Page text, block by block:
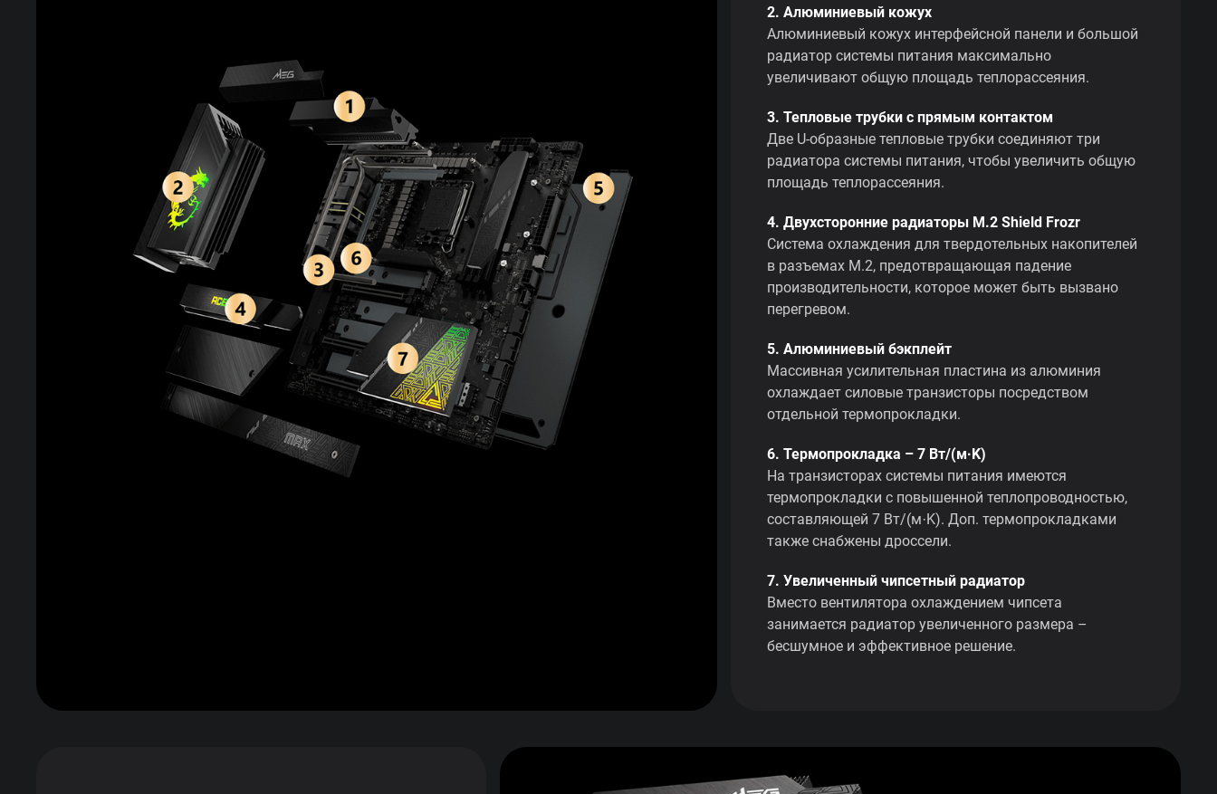
2. Алюминиевый кожух
Алюминиевый кожух интерфейсной панели и большой
радиатор системы питания максимально
увеличивают общую площадь теплорассеяния.
3. Тепловые трубки с прямым контактом
Две U-образные тепловые трубки соединяют три
радиатора системы питания, чтобы увеличить общую
площадь теплорассеяния.
4. Двухсторонние радиаторы M.2 Shield Frozr
Система охлаждения для твердотельных накопителей
в разъемах M.2, предотвращающая падение
производительности, которое может быть вызвано
перегревом.
5. Алюминиевый бэкплейт
Массивная усилительная пластина из алюминия
охлаждает силовые транзисторы посредством
отдельной термопрокладки.
6. Термопрокладка – 7 Вт/(м·K)
На транзисторах системы питания имеются
термопрокладки с повышенной теплопроводностью,
составляющей 7 Вт/(м·K). Доп. термопрокладками
также снабжены дроссели.
7. Увеличенный чипсетный радиатор
Вместо вентилятора охлаждением чипсета
занимается радиатор увеличенного размера –
бесшумное и эффективное решение.